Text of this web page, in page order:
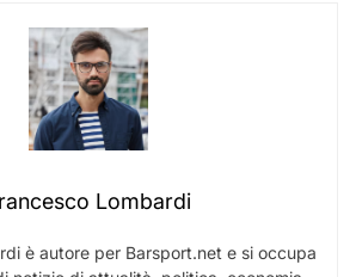
Lombardi
è autore per Barsport.net e si occupa